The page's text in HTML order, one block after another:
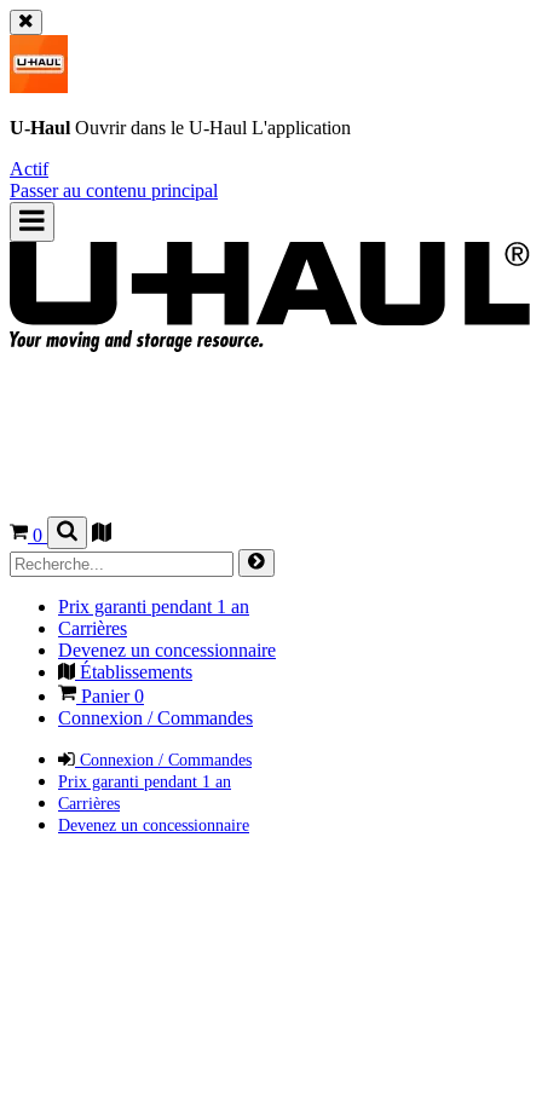
U-Haul Ouvrir dans le U-Haul L'application
Actif
Passer au contenu principal
0
Prix garanti pendant 1 an
Carrières
Devenez un concessionnaire
Établissements
Panier0
Connexion / Commandes
Connexion / Commandes
Prix garanti pendant 1 an
Carrières
Devenez un concessionnaire